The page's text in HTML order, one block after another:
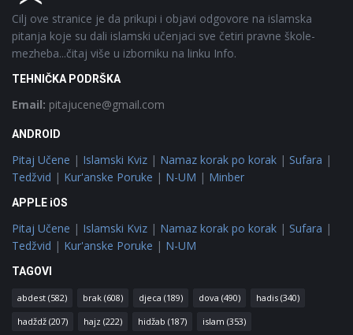
Cilj ove stranice je da prikupi i objavi odgovore na islamska
pitanja koje su dali islamski učenjaci sve četiri pravne škole-
mezheba...čitaj više u izborniku na linku Info.
TEHNIČKA PODRŠKA
Email: pitajucene@gmail.com
ANDROID
Pitaj Učene | Islamski Kviz | Namaz korak po korak | Sufara |
Tedžvid | Kur'anske Poruke | N-UM | Minber
APPLE iOS
Pitaj Učene | Islamski Kviz | Namaz korak po korak | Sufara |
Tedžvid | Kur'anske Poruke | N-UM
TAGOVI
abdest (582) brak (608) djeca (189) dova (490) hadis (340)
hadždž (207) hajz (222) hidžab (187) islam (353)